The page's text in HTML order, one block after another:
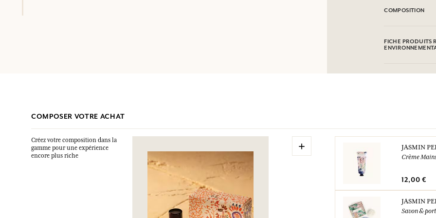
COMPOSITION
Limonene, Hexyl
Hydroxycitronellal,
FICHE PRODUITS
Veuillez consulter
COMPOSER VOTRE ACHAT
Créez votre composition dans la
gamme pour une expérience
encore plus riche
+
JASMIN
Crème
12,00 €
JASMIN
Savon &